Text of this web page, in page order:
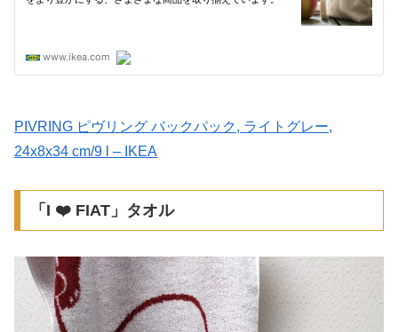
PIVRING ピヴリング バックパック, ライトグレー,
24x8x34 cm/9 l – IKEA
「I ❤️ FIAT」タオル